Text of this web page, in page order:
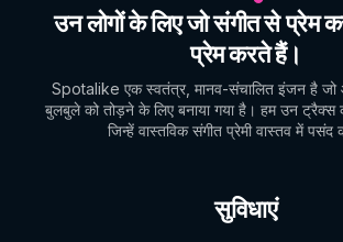
उन लोगों के लिए जो संगीत से प्रेम
प्रेम करते हैं।
Spotalike एक स्वतंत्र, मानव-संचालित इंजन है जो
बुलबुले को तोड़ने के लिए बनाया गया है। हम उन ट्रैक्स
जिन्हें वास्तविक संगीत प्रेमी वास्तव में पसंद
सुविधाएं